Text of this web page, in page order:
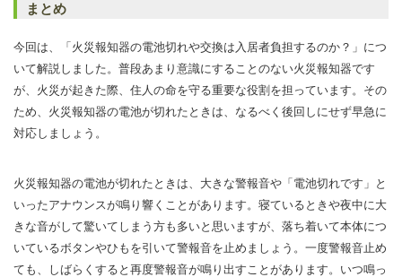
まとめ
今回は、「火災報知器の電池切れや交換は入居者負担するのか？」につ
いて解説しました。普段あまり意識にすることのない火災報知器です
が、火災が起きた際、住人の命を守る重要な役割を担っています。その
ため、火災報知器の電池が切れたときは、なるべく後回しにせず早急に
対応しましょう。
火災報知器の電池が切れたときは、大きな警報音や「電池切れです」と
いったアナウンスが鳴り響くことがあります。寝ているときや夜中に大
きな音がして驚いてしまう方も多いと思いますが、落ち着いて本体につ
いているボタンやひもを引いて警報音を止めましょう。一度警報音止め
ても、しばらくすると再度警報音が鳴り出すことがあります。いつ鳴っ